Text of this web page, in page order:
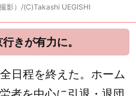
影）/(C)Takashi UEGISHI
きが有力に。
日程を終えた。ホーム